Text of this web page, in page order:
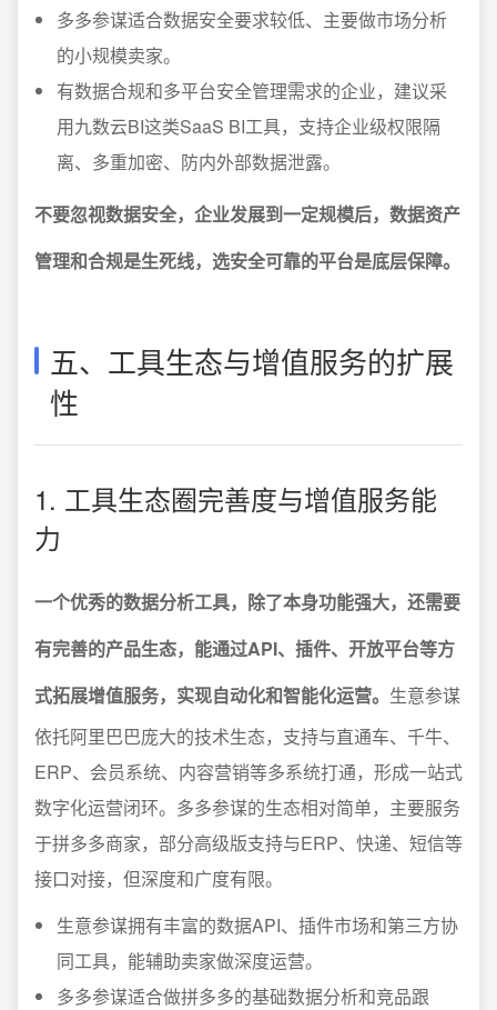
多多参谋适合数据安全要求较低、主要做市场分析
的小规模卖家。
有数据合规和多平台安全管理需求的企业，建议采
用九数云BI这类SaaS BI工具，支持企业级权限隔
离、多重加密、防内外部数据泄露。
不要忽视数据安全，企业发展到一定规模后，数据资产
管理和合规是生死线，选安全可靠的平台是底层保障。
五、工具生态与增值服务的扩展
性
1. 工具生态圈完善度与增值服务能
力
一个优秀的数据分析工具，除了本身功能强大，还需要
有完善的产品生态，能通过API、插件、开放平台等方
式拓展增值服务，实现自动化和智能化运营。 生意参谋
依托阿里巴巴庞大的技术生态，支持与直通车、千牛、
ERP、会员系统、内容营销等多系统打通，形成一站式
数字化运营闭环。多多参谋的生态相对简单，主要服务
于拼多多商家，部分高级版支持与ERP、快递、短信等
接口对接，但深度和广度有限。
生意参谋拥有丰富的数据API、插件市场和第三方协
同工具，能辅助卖家做深度运营。
多多参谋适合做拼多多的基础数据分析和竞品跟